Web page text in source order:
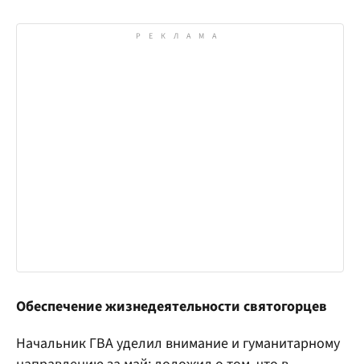
Обеспечение жизнедеятельности святогорцев
Начальник ГВА уделил внимание и гуманитарному